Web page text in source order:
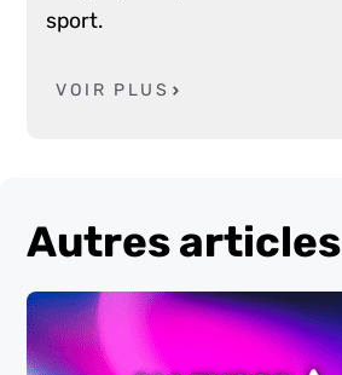
sport.
VOIR PLUS
Autres articles